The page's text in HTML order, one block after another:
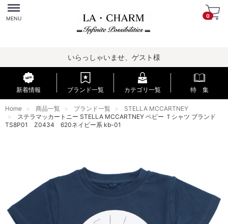
Menu
MENU 0
いらっしゃいませ、ゲスト様
新着情報 ブランド一覧 カテゴリ一覧 特 集
Home 商品一覧 ブランド一覧
STELLA MCCARTNEY
ステラマッカートニー STELLA MCCARTNEY ベビー Ｔシャツ ブランド
TS8P01 Z0434 620ネイビー系 kb-01